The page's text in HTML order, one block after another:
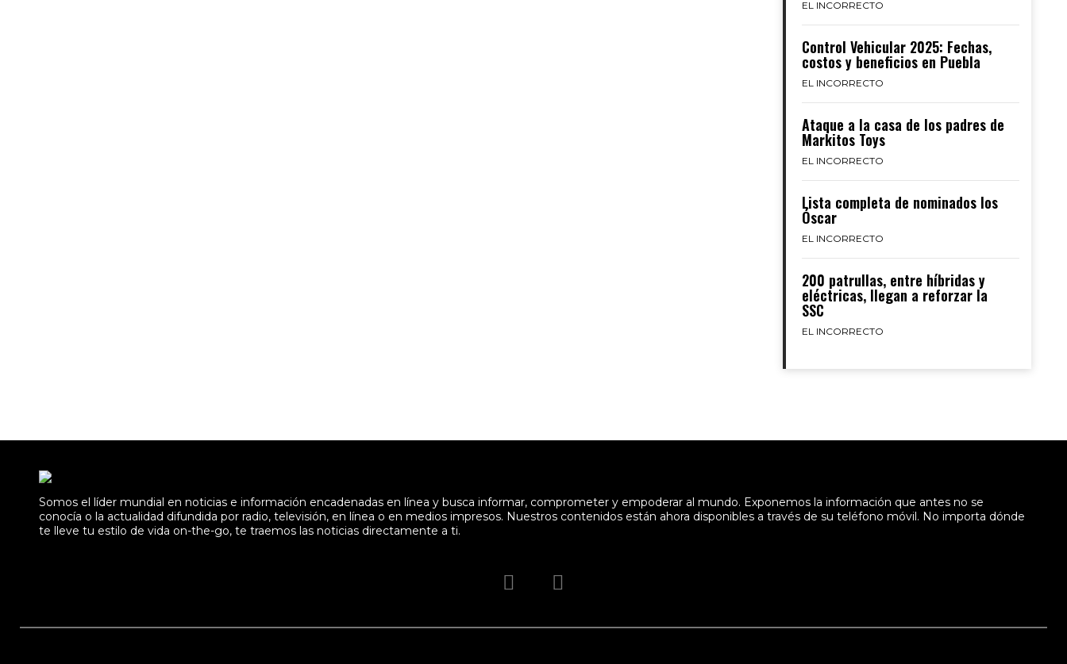
EL INCORRECTO
Control Vehicular 2025: Fechas,
costos y beneficios en Puebla
EL INCORRECTO
Ataque a la casa de los padres de
Markitos Toys
EL INCORRECTO
Lista completa de nominados los
Óscar
EL INCORRECTO
200 patrullas, entre híbridas y
eléctricas, llegan a reforzar la
SSC
EL INCORRECTO
Somos el líder mundial en noticias e información encadenadas en línea y busca informar, comprometer y empoderar al mundo. Exponemos la información que antes no se
conocía o la actualidad difundida por radio, televisión, en línea o en medios impresos. Nuestros contenidos están ahora disponibles a través de su teléfono móvil. No importa dónde
te lleve tu estilo de vida on-the-go, te traemos las noticias directamente a ti.